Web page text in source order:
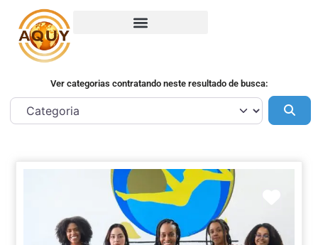
Ver categorias contratando neste resultado de busca: